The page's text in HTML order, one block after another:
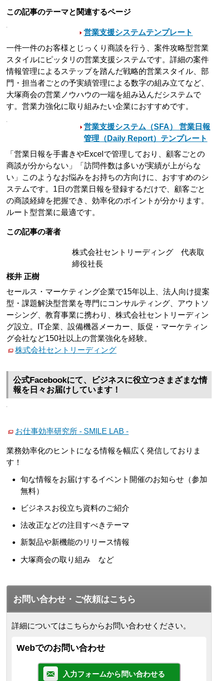
この記事のテーマと関連するページ
営業支援システムテンプレート
一件一件のお客様とじっくり商談を行う、案件攻略型営業
スタイルにピッタリの営業支援システムです。詳細の案件
情報管理によるステップを踏んだ戦略的営業スタイル、部
門・担当者ごとの予実績管理による数字の組み立てなど、
大塚商会の営業ノウハウの一端を組み込んだシステムで
す。営業力強化に取り組みたい企業におすすめです。
営業支援システム（SFA） 営業日報
管理（Daily Report）テンプレート
「営業日報を手書きやExcelで管理しており、顧客ごとの
商談が分からない」「訪問件数は多いが実績が上がらな
い」このようなお悩みをお持ちの方向けに、おすすめのシ
ステムです。1日の営業日報を登録するだけで、顧客ごと
の商談経緯を把握でき、効率化のポイントが分かります。
ルート型営業に最適です。
この記事の著者
株式会社セントリーディング 代表取
締役社長
桜井 正樹
セールス・マーケティング企業で15年以上、法人向け提案
型・課題解決型営業を専門にコンサルティング、アウトソ
ーシング、教育事業に携わり、株式会社セントリーディン
グ設立。IT企業、設備機器メーカー、販促・マーケティン
グ会社など150社以上の営業強化を経験。
株式会社セントリーディング
公式Facebookにて、ビジネスに役立つさまざまな情
報を日々お届けしています！
お仕事効率研究所 - SMILE LAB -
業務効率化のヒントになる情報を幅広く発信しておりま
す！
旬な情報をお届けするイベント開催のお知らせ（参加
無料）
ビジネスお役立ち資料のご紹介
法改正などの注目すべきテーマ
新製品や新機能のリリース情報
大塚商会の取り組み など
お問い合わせ・ご依頼はこちら
詳細についてはこちらからお問い合わせください。
Webでのお問い合わせ
入力フォームから問い合わせる